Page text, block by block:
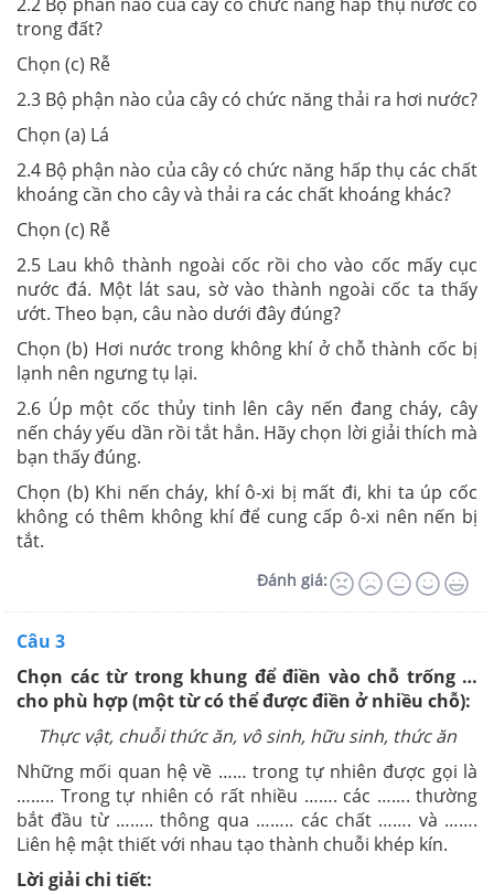
trong đất?
Chọn (c) Rễ
2.3 Bộ phận nào của cây có chức năng thải ra hơi nước?
Chọn (a) Lá
2.4 Bộ phận nào của cây có chức năng hấp thụ các chất
khoáng cần cho cây và thải ra các chất khoáng khác?
Chọn (c) Rễ
2.5 Lau khô thành ngoài cốc rồi cho vào cốc mấy cục
nước đá. Một lát sau, sờ vào thành ngoài cốc ta thấy
ướt. Theo bạn, câu nào dưới đây đúng?
Chọn (b) Hơi nước trong không khí ở chỗ thành cốc bị
lạnh nên ngưng tụ lại.
2.6 Úp một cốc thủy tinh lên cây nến đang cháy, cây
nến cháy yếu dần rồi tắt hẳn. Hãy chọn lời giải thích mà
bạn thấy đúng.
Chọn (b) Khi nến cháy, khí ô-xi bị mất đi, khi ta úp cốc
không có thêm không khí để cung cấp ô-xi nên nến bị
tắt.
Đánh giá:
Câu 3
Chọn các từ trong khung để điền vào chỗ trống …
cho phù hợp (một từ có thể được điền ở nhiều chỗ):
Thực vật, chuỗi thức ăn, vô sinh, hữu sinh, thức ăn
Những mối quan hệ về …… trong tự nhiên được gọi là
…….. Trong tự nhiên có rất nhiều ……. các ……. thường
bắt đầu từ …….. thông qua …….. các chất ……. và …….
Liên hệ mật thiết với nhau tạo thành chuỗi khép kín.
Lời giải chi tiết: